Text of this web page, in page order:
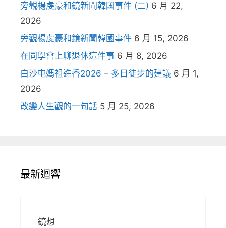
旁觀楊虔豪和鏡新聞韓國事件 (二) 6 月 22,
2026
旁觀楊虔豪和鏡新聞韓國事件 6 月 15, 2026
在同學會上聊退休這件事 6 月 8, 2026
白沙屯媽祖進香2026 – 多日徒步的建議 6 月 1,
2026
改變人生觀的一句話 5 月 25, 2026
最新迴響
鏡想